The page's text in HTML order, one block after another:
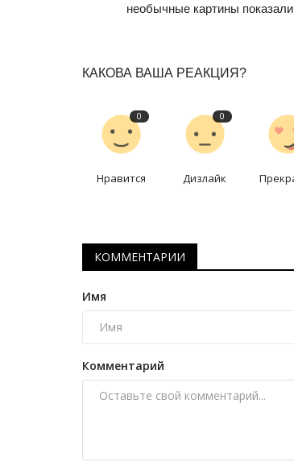
необычные картины
КАКОВА ВАША РЕАКЦИЯ?
0
Нравится
0
Дизлайк
КОММЕНТАРИИ
Имя
Комментарий